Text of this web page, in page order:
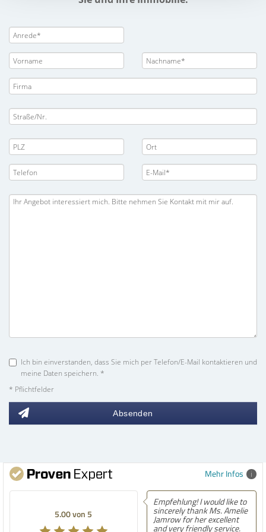
Ich bin einverstanden, dass Sie mich per Telefon/E-Mail kontaktieren und
meine Daten speichern. *
* Pflichtfelder
Absenden
Mehr Infos
5.00 von 5 5.00 von 5
Empfehlung! I would like to
sincerely thank Ms. Amelie
Jamrow for her excellent
and very friendly service.
best